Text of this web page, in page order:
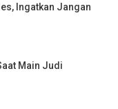
Ingatkan Jangan
Main Judi